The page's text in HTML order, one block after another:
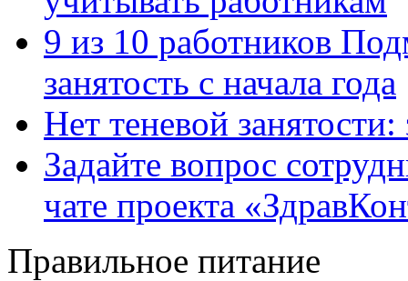
9 из 10 работников
занятость с начала года
Нет теневой
Задайте вопрос
чате проекта
Правильное питание